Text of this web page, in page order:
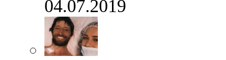
04.07.2019